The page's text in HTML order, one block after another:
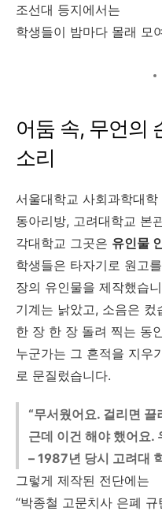
조선대 등지에서는
학생들이 밤마다 몰래 모
어둠 속, 무언의
소리
서울대학교 사회과학대
동아리방, 고려대학교 본
각대학교 그곳은 유인물
학생들은 타자기로 원고
장의 유인물을 제작했습
기계는 낡았고, 소음은 컸
한 장 한 장 돌려 찍는 동
누군가는 그 흔적을 지우
로 문질렀습니다.
“무서웠어요. 걸리면
근데 이건 해야 했어요.
– 1987년 당시 고려대
그렇게 제작된 전단에는
“박종철 고문치사 은폐 규